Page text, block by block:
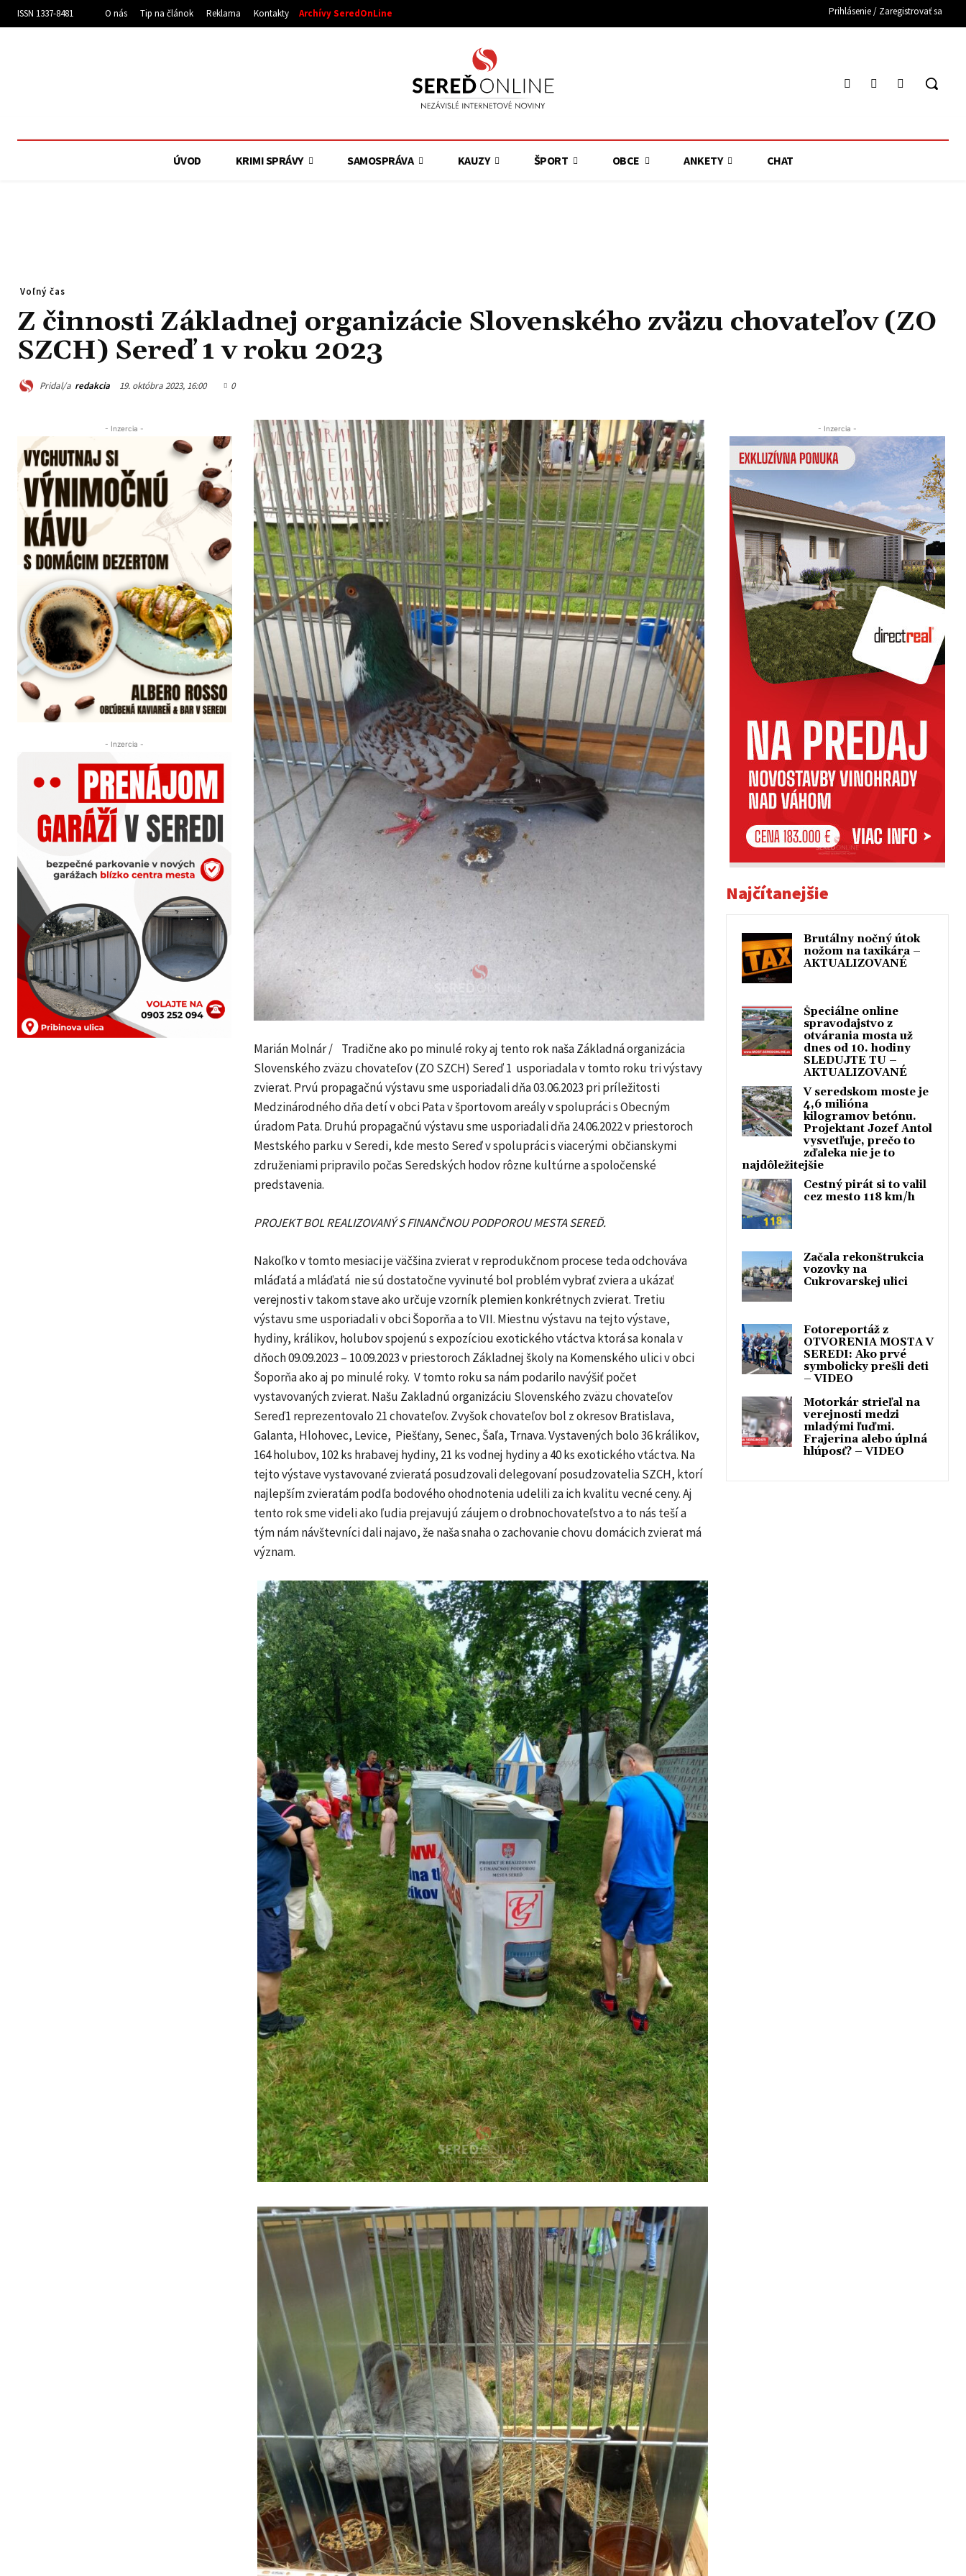
ISSN 1337-8481 O nás Tip na článok Reklama Kontakty Archívy SeredOnLine Prihlásenie / Zaregistrovať sa
ÚVOD KRIMI SPRÁVY SAMOSPRÁVA KAUZY ŠPORT OBCE ANKETY CHAT
Voľný čas
Z činnosti Základnej organizácie Slovenského zväzu chovateľov (ZO
SZCH) Sereď 1 v roku 2023
Pridal/a redakcia 19. októbra 2023, 16:00 0
- Inzercia -
- Inzercia -
Marián Molnár / Tradične ako po minulé roky aj tento rok naša Základná organizácia
Slovenského zväzu chovateľov (ZO SZCH) Sereď 1 usporiadala v tomto roku tri výstavy
zvierat. Prvú propagačnú výstavu sme usporiadali dňa 03.06.2023 pri príležitosti
Medzinárodného dňa detí v obci Pata v športovom areály v spolupráci s Obecným
úradom Pata. Druhú propagačnú výstavu sme usporiadali dňa 24.06.2022 v priestoroch
Mestského parku v Seredi, kde mesto Sereď v spolupráci s viacerými občianskymi
združeniami pripravilo počas Seredských hodov rôzne kultúrne a spoločenské
predstavenia.
PROJEKT BOL REALIZOVANÝ S FINANČNOU PODPOROU MESTA SEREĎ.
Nakoľko v tomto mesiaci je väčšina zvierat v reprodukčnom procese teda odchováva
mláďatá a mláďatá nie sú dostatočne vyvinuté bol problém vybrať zviera a ukázať
verejnosti v takom stave ako určuje vzorník plemien konkrétnych zvierat. Tretiu
výstavu sme usporiadali v obci Šoporňa a to VII. Miestnu výstavu na tejto výstave,
hydiny, králikov, holubov spojenú s expozíciou exotického vtáctva ktorá sa konala v
dňoch 09.09.2023 – 10.09.2023 v priestoroch Základnej školy na Komenského ulici v obci
Šoporňa ako aj po minulé roky. V tomto roku sa nám podarilo navýšiť počet
vystavovaných zvierat. Našu Zakladnú organizáciu Slovenského zväzu chovateľov
Sereď1 reprezentovalo 21 chovateľov. Zvyšok chovateľov bol z okresov Bratislava,
Galanta, Hlohovec, Levice, Piešťany, Senec, Šaľa, Trnava. Vystavených bolo 36 králikov,
164 holubov, 102 ks hrabavej hydiny, 21 ks vodnej hydiny a 40 ks exotického vtáctva. Na
tejto výstave vystavované zvieratá posudzovali delegovaní posudzovatelia SZCH, ktorí
najlepším zvieratám podľa bodového ohodnotenia udelili za ich kvalitu vecné ceny. Aj
tento rok sme videli ako ľudia prejavujú záujem o drobnochovateľstvo a to nás teší a
tým nám návštevníci dali najavo, že naša snaha o zachovanie chovu domácich zvierat má
význam.
- Inzercia -
Najčítanejšie
Brutálny nočný útok
nožom na taxikára –
AKTUALIZOVANÉ
Špeciálne online
spravodajstvo z
otvárania mosta už
dnes od 10. hodiny
SLEDUJTE TU –
AKTUALIZOVANÉ
V seredskom moste je
4,6 milióna
kilogramov betónu.
Projektant Jozef Antol
vysvetľuje, prečo to
zďaleka nie je to
najdôležitejšie
Cestný pirát si to valil
cez mesto 118 km/h
Začala rekonštrukcia
vozovky na
Cukrovarskej ulici
Fotoreportáž z
OTVORENIA MOSTA V
SEREDI: Ako prvé
symbolicky prešli deti
– VIDEO
Motorkár strieľal na
verejnosti medzi
mladými ľuďmi.
Frajerina alebo úplná
hlúposť? – VIDEO